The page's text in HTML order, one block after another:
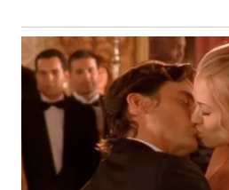
BALI
WN
KALBAR
WN
KALTENG